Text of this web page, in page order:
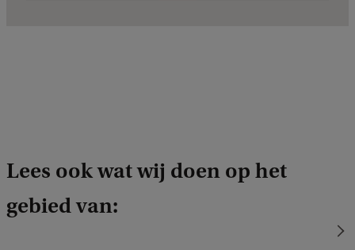
p
e
Lees ook wat wij doen op het
gebied van: